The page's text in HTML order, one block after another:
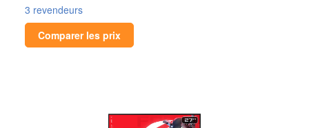
3 revendeurs
Comparer les prix